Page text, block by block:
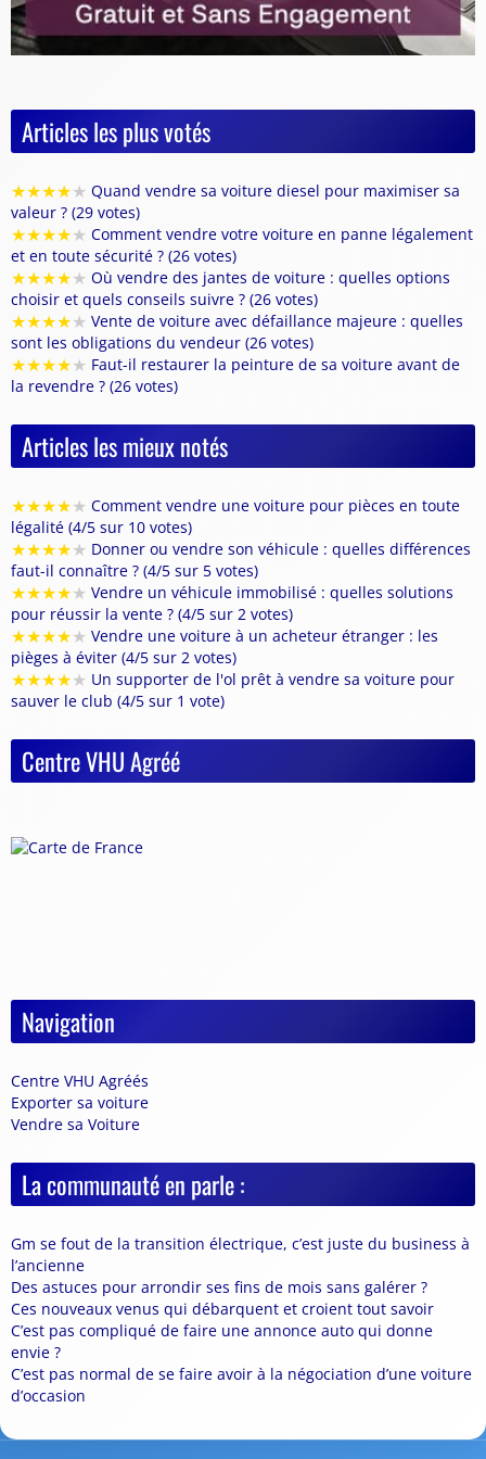
Articles les plus votés
★★★★★ Quand vendre sa voiture diesel pour maximiser sa
valeur ? (29 votes)
★★★★★ Comment vendre votre voiture en panne légalement
et en toute sécurité ? (26 votes)
★★★★★ Où vendre des jantes de voiture : quelles options
choisir et quels conseils suivre ? (26 votes)
★★★★★ Vente de voiture avec défaillance majeure : quelles
sont les obligations du vendeur (26 votes)
★★★★★ Faut-il restaurer la peinture de sa voiture avant de
la revendre ? (26 votes)
Articles les mieux notés
★★★★★ Comment vendre une voiture pour pièces en toute
légalité (4/5 sur 10 votes)
★★★★★ Donner ou vendre son véhicule : quelles différences
faut-il connaître ? (4/5 sur 5 votes)
★★★★★ Vendre un véhicule immobilisé : quelles solutions
pour réussir la vente ? (4/5 sur 2 votes)
★★★★★ Vendre une voiture à un acheteur étranger : les
pièges à éviter (4/5 sur 2 votes)
★★★★★ Un supporter de l'ol prêt à vendre sa voiture pour
sauver le club (4/5 sur 1 vote)
Centre VHU Agréé
Navigation
Centre VHU Agréés
Exporter sa voiture
Vendre sa Voiture
La communauté en parle :
Gm se fout de la transition électrique, c’est juste du business à
l’ancienne
Des astuces pour arrondir ses fins de mois sans galérer ?
Ces nouveaux venus qui débarquent et croient tout savoir
C’est pas compliqué de faire une annonce auto qui donne
envie ?
C’est pas normal de se faire avoir à la négociation d’une voiture
d’occasion